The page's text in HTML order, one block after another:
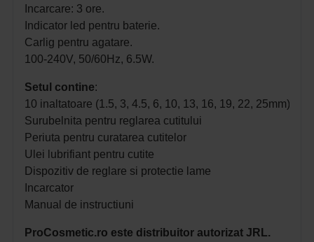
Incarcare: 3 ore.
Indicator led pentru baterie.
Carlig pentru agatare.
100-240V, 50/60Hz, 6.5W.
Setul contine:
10 inaltatoare (1.5, 3, 4.5, 6, 10, 13, 16, 19, 22, 25mm)
Surubelnita pentru reglarea cutitului
Periuta pentru curatarea cutitelor
Ulei lubrifiant pentru cutite
Dispozitiv de reglare si protectie lame
Incarcator
Manual de instructiuni
ProCosmetic.ro este distribuitor autorizat JRL.